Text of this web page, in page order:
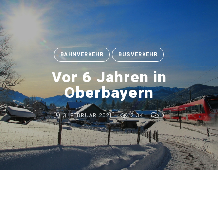
BAHNVERKEHR BUSVERKEHR
Vor 6 Jahren in
Oberbayern
3. FEBRUAR 2021 2.3K 0